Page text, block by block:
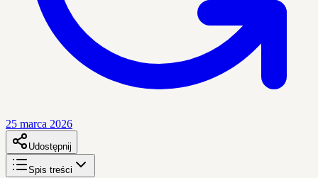
25 marca 2026
Udostępnij
Spis treści